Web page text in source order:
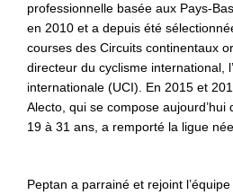
professionnelle basée aux Pays-
en 2010 et a depuis été
courses des Circuits continentaux
directeur du cyclisme international,
internationale (UCI). En 2015 et
Alecto, qui se compose aujourd’hui
19 à 31 ans, a remporté la ligue
Peptan a parrainé et rejoint